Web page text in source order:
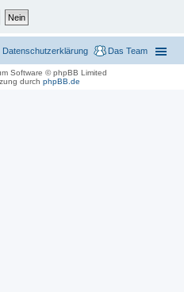
Das Team
Datenschutzerklärung
Software © phpBB Limited
durch phpBB.de